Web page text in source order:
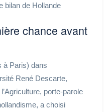
bilan de Hollande
chance avant
à Paris) dans
René Descarte,
porte-parole
a choisi